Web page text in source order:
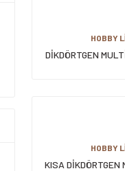
HOBBY
DİKDÖRTGEN
HOBBY
KISA DİKDÖRTGEN